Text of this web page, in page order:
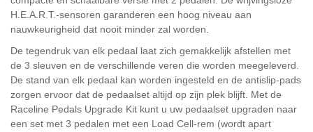
H.E.A.R.T.-sensoren garanderen een hoog niveau aan
nauwkeurigheid dat nooit minder zal worden.
De tegendruk van elk pedaal laat zich gemakkelijk afstellen met
de 3 sleuven en de verschillende veren die worden meegeleverd.
De stand van elk pedaal kan worden ingesteld en de antislip-pads
zorgen ervoor dat de pedaalset altijd op zijn plek blijft. Met de
Raceline Pedals Upgrade Kit kunt u uw pedaalset upgraden naar
een set met 3 pedalen met een Load Cell-rem (wordt apart